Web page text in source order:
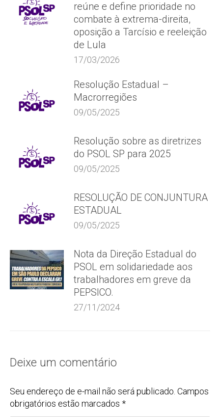
reúne e define prioridade no
combate à extrema-direita,
oposição a Tarcísio e reeleição
de Lula
17/03/2026
Resolução Estadual –
Macrorregiões
09/05/2025
Resolução sobre as diretrizes
do PSOL SP para 2025
09/05/2025
RESOLUÇÃO DE CONJUNTURA
ESTADUAL
09/05/2025
Nota da Direção Estadual do
PSOL em solidariedade aos
trabalhadores em greve da
PEPSICO.
27/11/2024
Deixe um comentário
Seu endereço de e-mail não será publicado. Campos
obrigatórios estão marcados *